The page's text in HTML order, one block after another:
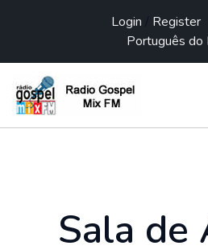
Login Register
Sala de